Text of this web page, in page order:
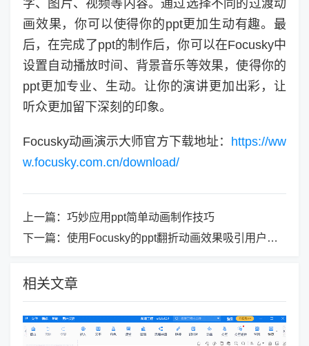
字、图片、视频等内容。通过选择不同的过渡动
画效果，你可以使得你的ppt更加生动有趣。最
后，在完成了ppt的制作后，你可以在Focusky中
设置自动播放时间、背景音乐等效果，使得你的
ppt更加专业、生动。让你的演讲更加出彩，让
听众更加留下深刻的印象。
Focusky动画演示大师官方下载地址： https://ww
w.focusky.com.cn/download/
上一篇： 巧妙应用ppt简单动画制作技巧
下一篇： 使用Focusky的ppt翻折动画效果吸引用户注意力！
相关文章